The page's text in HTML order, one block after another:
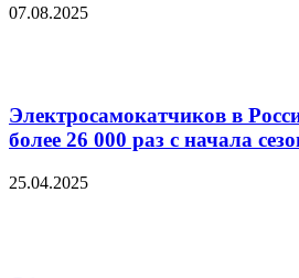
07.08.2025
Электросамокатчиков в
более 26 000 раз с начала
25.04.2025